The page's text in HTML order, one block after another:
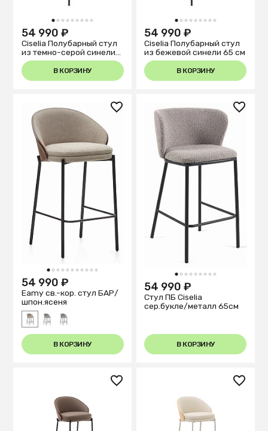
1 2 3 4 5 6 7 8 9
54 990 ₽
Ciselia Полубарный стул
из темно-серой синели
65 см
В КОРЗИНУ
1 2 3 4 5 6 7 8 9
54 990 ₽
Ciselia Полубарный стул
из бежевой синели 65 см
В КОРЗИНУ
1 2 3 4 5 6 7 8 9 1011
54 990 ₽
Eamy св.-кор. стул БАР/
шпон.ясеня
В КОРЗИНУ
1 2 3 4 5 6 7 8 9
54 990 ₽
Стул ПБ Ciselia
сер.букле/металл 65см
В КОРЗИНУ